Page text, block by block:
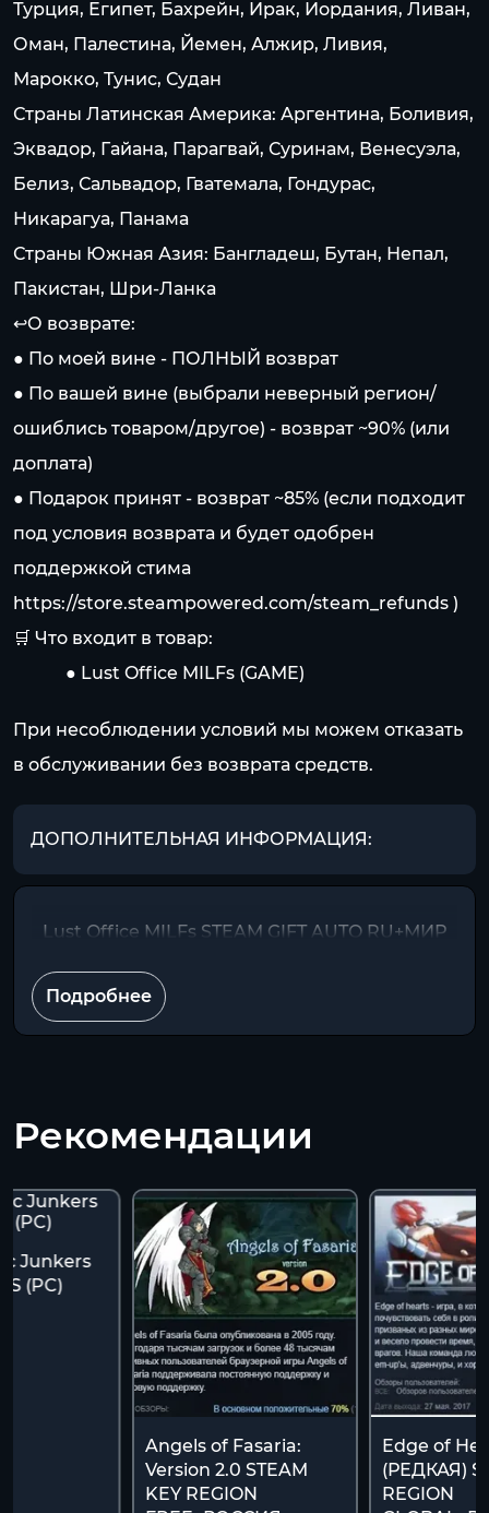
Турция, Египет, Бахрейн, Ирак, Иордания, Ливан,
Оман, Палестина, Йемен, Алжир, Ливия,
Марокко, Тунис, Судан
Страны Латинская Америка: Аргентина, Боливия,
Эквадор, Гайана, Парагвай, Суринам, Венесуэла,
Белиз, Сальвадор, Гватемала, Гондурас,
Никарагуа, Панама
Страны Южная Азия: Бангладеш, Бутан, Непал,
Пакистан, Шри-Ланка
↩️О возврате:
● По моей вине - ПОЛНЫЙ возврат
● По вашей вине (выбрали неверный регион/
ошиблись товаром/другое) - возврат ~90% (или
доплата)
● Подарок принят - возврат ~85% (если подходит
под условия возврата и будет одобрен
поддержкой стима
https://store.steampowered.com/steam_refunds )
🛒 Что входит в товар:
⠀⠀⠀⠀● Lust Office MILFs (GAME)
При несоблюдении условий мы можем отказать
в обслуживании без возврата средств.
ДОПОЛНИТЕЛЬНАЯ ИНФОРМАЦИЯ:
Lust Office MILFs STEAM GIFT AUTO RU+МИР
Подробнее
Рекомендации
Junkers
(PC)
Angels of Fasaria:
Version 2.0 STEAM
KEY REGION
Edge of
(РЕДКАЯ)
REGION